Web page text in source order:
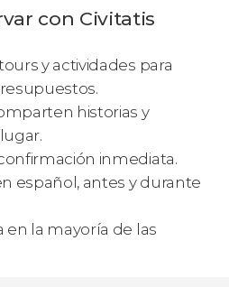
con Civitatis
y actividades para
historias y
inmediata.
español, antes y durante
en la mayoría de las